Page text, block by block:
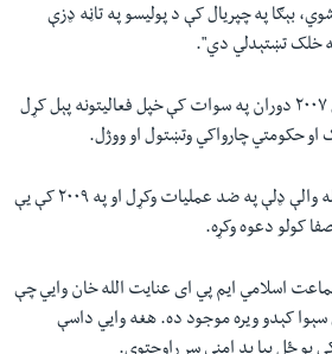
بېګا په چپريال کې د پوليسو په تاڼه ډزې
خلک تښتېدلي دي".
تحريک طالبان پاکستان د کال ۲۰۰۷ دوران په سوات کې خپل فعاليتونه پېل کړل
حکومتي چارواکي وتښتول او ووژل.
بيا د پاکستان پوځ د دغې وسله والې ډلې په ضد عمليات وکړل او په ۲۰۰۹ کې يې
کولو دعوه وکړه.
اسلامي ايم پي ای عنايت الله خان وايي چې
سېوا کېدو ويره موجود ده. هغه وايي داسې